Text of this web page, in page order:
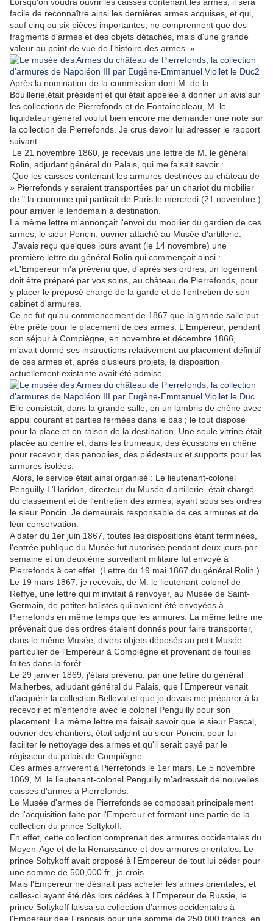
facile de reconnaître ainsi les dernières armes acquises, et qui,
sauf cinq ou six pièces importantes, ne comprennent que des
fragments d'armes et des objets détachés, mais d'une grande
valeur au point de vue de l'histoire des armes. »
Après la nomination de la commission dont M. de la
Bouillerie.était président et qui était appelée à donner un avis sur
les collections de Pierrefonds et de Fontainebleau, M. le
liquidateur général voulut bien encore me demander une note sur
la collection de Pierrefonds. Je crus devoir lui adresser le rapport
suivant :
Le 21 novembre 1860, je recevais une lettre de M. le général
Rolin, adjudant général du Palais, qui me faisait savoir :
Que les caisses contenant les armures destinées au château de
» Pierrefonds y seraient transportées par un chariot du mobilier
de " la couronne qui partirait de Paris le mercredi (21 novembre.)
pour arriver le lendemain à destination.
La même lettre m'annonçait l'envoi du mobilier du gardien de ces
armes, le sieur Poncin, ouvrier attaché au Musée d'artillerie.
J'avais reçu quelques jours avant (le 14 novembre) une
première lettre du général Rolin qui commençait ainsi :
«L'Empereur m'a prévenu que, d'après ses ordres, un logement
doit être préparé par vos soins, au château de Pierrefonds, pour
y placer le préposé chargé de la garde et de l'entretien de son
cabinet d'armures.
Ce ne fut qu'au commencement de 1867 que la grande salle put
être prête pour le placement de ces armes. L'Empereur, pendant
son séjour à Compiègne, en novembre et décembre 1866,
m'avait donné ses instructions relativement au placement définitif
de ces armes et, après plusieurs projets, la disposition
actuellement existante avait été admise.
Elle consistait, dans la grande salle, en un lambris de chêne avec
appui courant et parties fermées dans le bas ; le tout disposé
pour la place et en raison de la destination, Une seule vitrine était
placée au centre et, dans les trumeaux, des écussons en chêne
pour recevoir, des panoplies, des piédestaux et supports pour les
armures isolées.
Alors, le service était ainsi organisé : Le lieutenant-colonel
Penguilly L'Haridon, directeur du Musée d'artillerie, était chargé
du classement et de l'entretien des armes, ayant sous ses ordres
le sieur Poncin. Je demeurais responsable de ces armures et de
leur conservation.
A dater du 1er juin 1867, toutes les dispositions étant terminées,
l'entrée publique du Musée fut autorisée pendant deux jours par
semaine et un deuxième surveillant militaire fut envoyé à
Pierrefonds à cet effet. (Lettre du 19 mai 1867 du général Rolin.)
Le 19 mars 1867, je recevais, de M. le lieutenant-colonel de
Reffye, une lettre qui m'invitait à renvoyer, au Musée de Saint-
Germain, de petites balistes qui avaient été envoyées à
Pierrefonds en même temps que les armures. La même lettre me
prévenait que des ordres étaient donnés pour faire transporter,
dans le même Musée, divers objets déposés au petit Musée
particulier de l'Empereur à Compiègne et provenant de fouilles
faites dans la forêt.
Le 29 janvier 1869, j'étais prévenu, par une lettre du général
Malherbes, adjudant général du Palais, que l'Empereur venait
d'acquérir la collection Belleval et que je devais me préparer à la
recevoir et m'entendre avec le colonel Penguilly pour son
placement. La même lettre me faisait savoir que le sieur Pascal,
ouvrier des chantiers, était adjoint au sieur Poncin, pour lui
faciliter le nettoyage des armes et qu'il serait payé par le
régisseur du palais de Compiègne.
Ces armes arrivèrent à Pierrefonds le 1er mars. Le 5 novembre
1869, M. le lieutenant-colonel Penguilly m'adressait de nouvelles
caisses d'armes à Pierrefonds.
Le Musée d'armes de Pierrefonds se composait principalement
de l'acquisition faite par l'Empereur et formant une partie de la
collection du prince Soltykoff.
En effet, cette collection comprenait des armures occidentales du
Moyen-Age et de la Renaissance et des armures orientales. Le
prince Soltykoff avait proposé à l'Empereur de tout lui céder pour
une somme de 500,000 fr., je crois.
Mais l'Empereur ne désirait pas acheter les armes orientales, et
celles-ci ayant été dès lors cédées à l'Empereur de Russie, le
prince Soltykoff laissa sa collection d'armes occidentales à
l'Empereur dee Français pour une somme de 250 000 francs, en